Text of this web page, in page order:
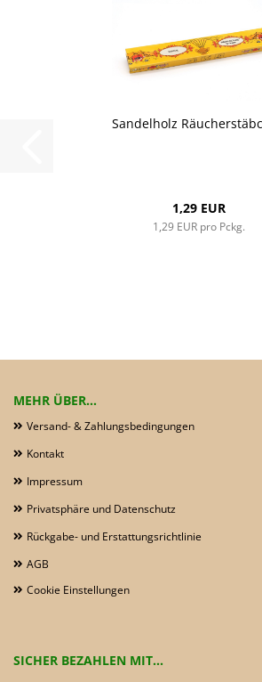
Sandelholz
1,29 EUR
1,29 EUR pro Pckg.
MEHR ÜBER...
Versand- & Zahlungsbedingungen
Kontakt
Impressum
Privatsphäre und Datenschutz
Rückgabe- und Erstattungsrichtlinie
AGB
Cookie Einstellungen
SICHER BEZAHLEN MIT...